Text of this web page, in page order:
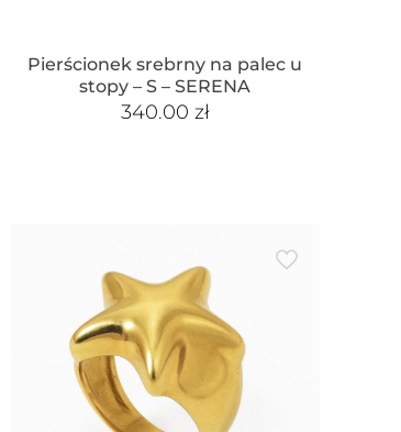
Pierścionek srebrny na palec u
stopy – S – SERENA
340.00 zł